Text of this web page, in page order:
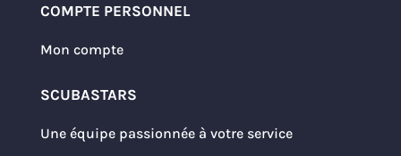
COMPTE PERSONNEL
Mon compte
SCUBASTARS
Une équipe passionnée à votre service